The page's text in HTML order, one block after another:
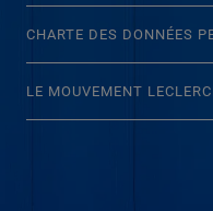
CHARTE DES DONNÉES
LE MOUVEMENT LECLERC